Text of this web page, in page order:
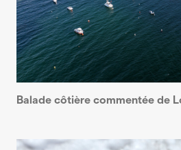
Balade côtière commentée de